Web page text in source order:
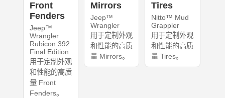
Front
Fenders
Jeep™
Wrangler
Rubicon 392
Final Edition
用于定制外观
和性能的高质
量 Front
Fenders。
Mirrors
Jeep™
Wrangler
用于定制外观
和性能的高质
量 Mirrors。
Tires
Nitto™ Mud
Grappler
用于定制外观
和性能的高质
量 Tires。